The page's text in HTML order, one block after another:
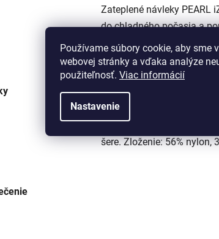
Používame súbory cookie, aby
webovej stránky a vďaka analýze
použiteľnosť. Viac informácií
Nastavenie
Zateplené návleky PEARL
do chladného počasia a
Anatomický dizajn
mieste počas športovania.
Špecificky tvarované pre
vysoko elastický,
odpudzuje vodu bez toho,
materiálu. BioViz™
šere. Zloženie: 56% nylon,